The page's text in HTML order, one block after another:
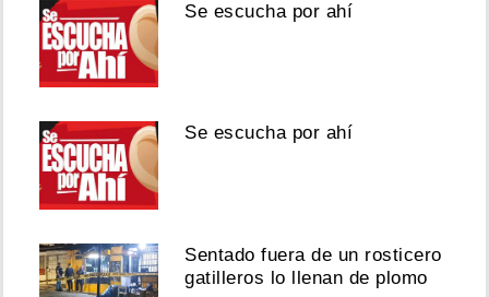
Se escucha por ahí
Se escucha por ahí
Sentado fuera de un rosticero
gatilleros lo llenan de plomo